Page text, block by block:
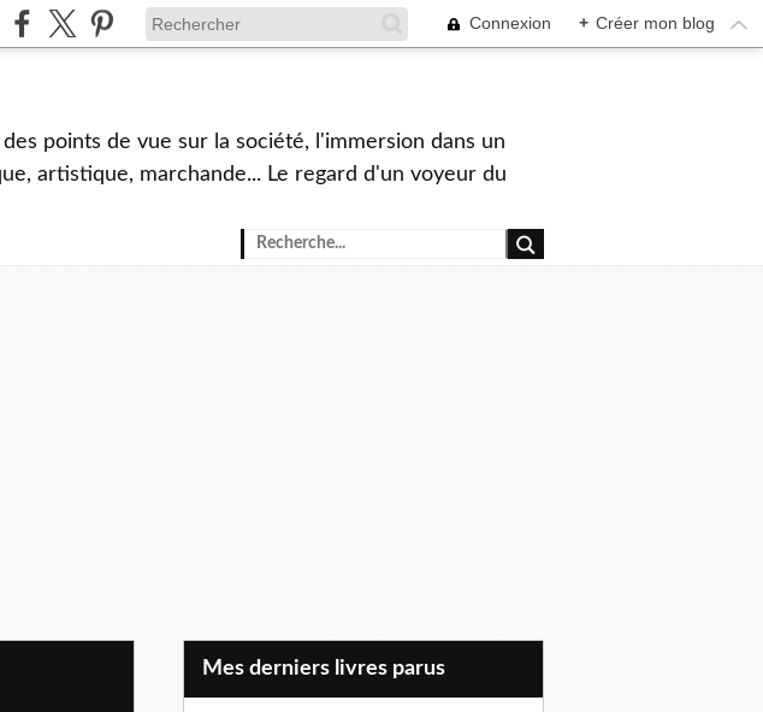
Connexion + Créer mon blog
points de vue sur la société, l'immersion dans un
artistique, marchande... Le regard d'un voyeur du
Mes derniers livres parus